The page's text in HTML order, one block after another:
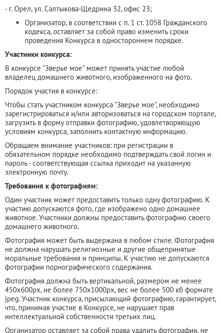
- г. Орел, ул. Салтыкова-Щедрина 32, офис 23;
Организатор, в соответствии с п. 1 ст. 1058 Гражданского
кодекса, оставляет за собой право изменить сроки
проведения Конкурса в одностороннем порядке.
Участники конкурса:
В конкурсе "Зверье мое" может принять участие любой
владелец домашнего животного, изображенного на фото.
Порядок участия в конкурсе:
Чтобы стать участником конкурса "Зверье мое", необходимо
зарегистрироваться и/или авторизоваться на городском портале,
загрузить в форму отправки фотографию, удовлетворяющую
условиям конкурса, заполнить контактную информацию.
Обращаем внимание участников: при регистрации в
обязательном порядке необходимо подтверждать свой логин и
пароль - соответствующая ссылка приходит на указанную
электронную почту.
Требования к фотографиям:
Один участник может предоставить только одну фотографию. К
участию допускаются фото, где изображено одно домашнее
животное. Участники должны предоставить фотографию своего
домашнего животного.
Фотография может быть выдержана в любом стиле. Фотография
не должна нарушать религиозные и другие общепринятые
моральные требования и принципы. К участию не допускаются
фотографии порнографического содержания.
Фотография должна быть вертикальной, размером не менее
450x600px, не более 750x1000px, вес не более 500 кб формате
jpeg. Участник конкурса, присылающий фотографию, гарантирует,
что, принимая участие в Конкурсе, не нарушает прав
интеллектуальной собственности третьих лиц.
Организатор оставляет за собой права удалить фотографии, не